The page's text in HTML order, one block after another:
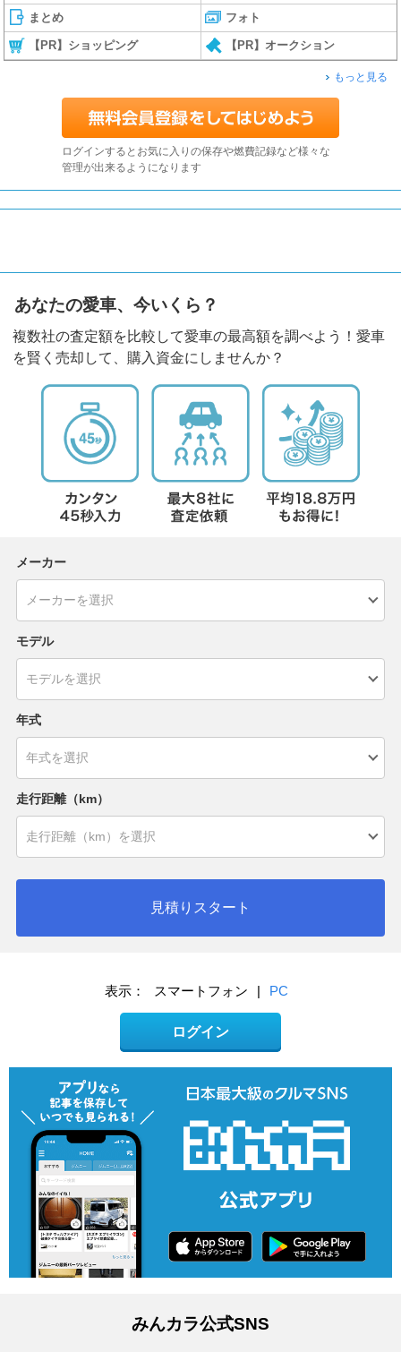
まとめ フォト
【PR】ショッピング 【PR】オークション
もっと見る
ログインするとお気に入りの保存や燃費記録など様々な
管理が出来るようになります
あなたの愛車、今いくら？
複数社の査定額を比較して愛車の最高額を調べよう！愛車
を賢く売却して、購入資金にしませんか？
メーカー
モデル
年式
走行距離（km）
見積りスタート
表示： スマートフォン | PC
ログイン
みんカラ公式SNS